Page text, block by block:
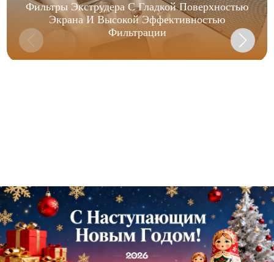
Фильтры Экструдера С Гладкой Поверхностью
Экрана И Высокой Эффективностью
Фильтрации